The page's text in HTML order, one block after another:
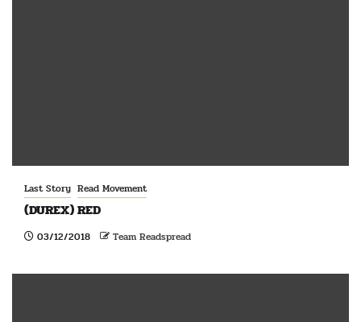
Last Story Read Movement
(DUREX) RED
03/12/2018 Team Readspread